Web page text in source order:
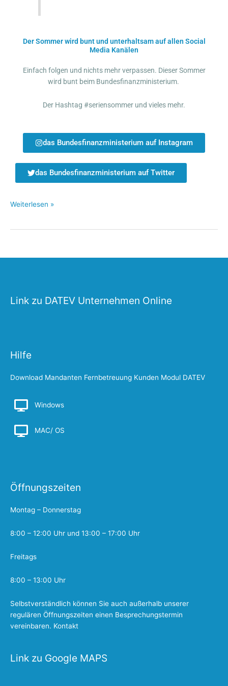
Der Sommer wird bunt und unterhaltsam auf allen Social
Media Kanälen
Einfach folgen und nichts mehr verpassen. Dieser Sommer
wird bunt beim Bundesfinanzministerium.
Der Hashtag #seriensommer und vieles mehr.
das Bundesfinanzministerium auf Instagram
das Bundesfinanzministerium auf Twitter
Weiterlesen »
Link zu DATEV Unternehmen Online
Hilfe
Download Mandanten Fernbetreuung Kunden Modul DATEV
Windows
MAC/ OS
Öffnungszeiten
Montag – Donnerstag
8:00 – 12:00 Uhr und 13:00 – 17:00 Uhr
Freitags
8:00 – 13:00 Uhr
Selbstverständlich können Sie auch außerhalb unserer
regulären Öffnungszeiten einen Besprechungstermin
vereinbaren. Kontakt
Link zu Google MAPS